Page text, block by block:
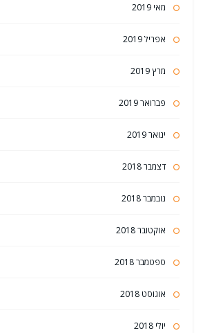
מאי 2019
אפריל 2019
מרץ 2019
פברואר 2019
ינואר 2019
דצמבר 2018
נובמבר 2018
אוקטובר 2018
ספטמבר 2018
אוגוסט 2018
יולי 2018